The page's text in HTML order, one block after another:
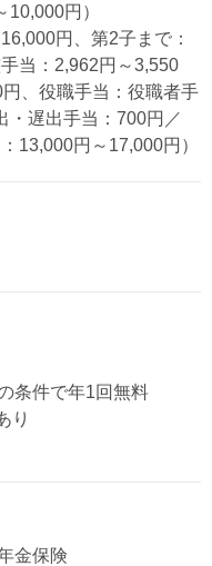
円）
円、第2子まで：
当：2,962円～3,550
、役職手当：役職者手
・遅出手当：700円／
13,000円～17,000円）
条件で年1回無料
り
金保険